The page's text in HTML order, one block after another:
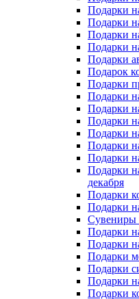
Подарки
Подарки
Подарки
Подарки
Подарки
Подарок
Подарки
Подарки
Подарки
Подарки
Подарки
Подарки
Подарки
Подарки
декабря
Подарки
Подарки
Сувениры
Подарки
Подарки
Подарки
Подарки
Подарки
Подарки